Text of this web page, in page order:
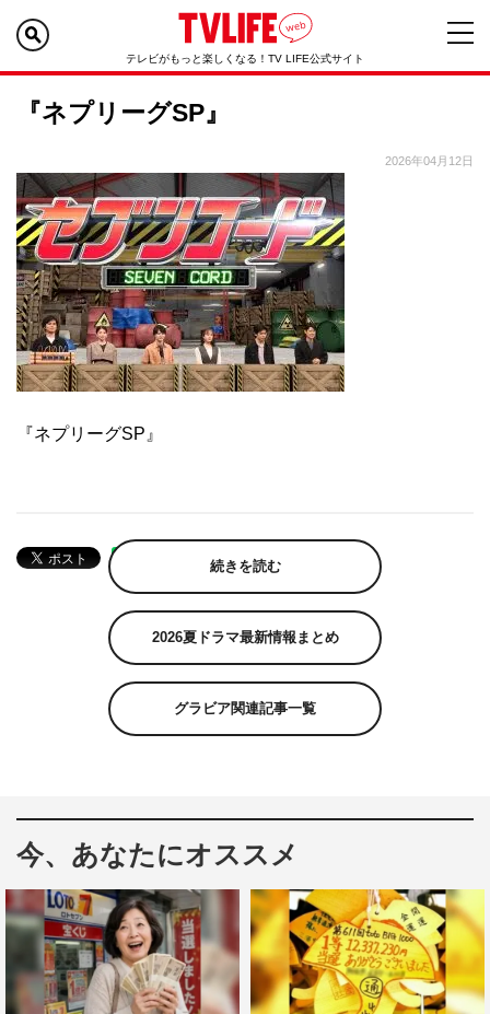
テレビがもっと楽しくなる！TV LIFE公式サイト
『ネプリーグSP』
2026年04月12日
『ネプリーグSP』
続きを読む
2026夏ドラマ最新情報まとめ
グラビア関連記事一覧
今、あなたにオススメ